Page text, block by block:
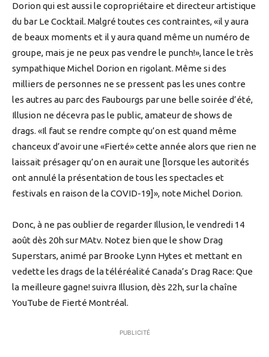
Dorion qui est aussi le copropriétaire et directeur artistique
du bar Le Cocktail. Malgré toutes ces contraintes, «il y aura
de beaux moments et il y aura quand même un numéro de
groupe, mais je ne peux pas vendre le punch!», lance le très
sympathique Michel Dorion en rigolant. Même si des
milliers de personnes ne se pressent pas les unes contre
les autres au parc des Faubourgs par une belle soirée d’été,
Illusion ne décevra pas le public, amateur de shows de
drags. «Il faut se rendre compte qu’on est quand même
chanceux d’avoir une «Fierté» cette année alors que rien ne
laissait présager qu’on en aurait une [lorsque les autorités
ont annulé la présentation de tous les spectacles et
festivals en raison de la COVID-19]», note Michel Dorion.
Donc, à ne pas oublier de regarder Illusion, le vendredi 14
août dès 20h sur MAtv. Notez bien que le show Drag
Superstars, animé par Brooke Lynn Hytes et mettant en
vedette les drags de la téléréalité Canada’s Drag Race: Que
la meilleure gagne! suivra Illusion, dès 22h, sur la chaîne
YouTube de Fierté Montréal.
PUBLICITÉ